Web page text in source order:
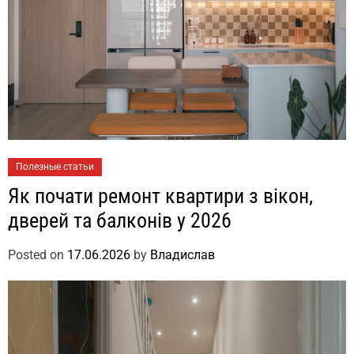
Полезные статьи
Як почати ремонт квартири з вікон,
дверей та балконів у 2026
Posted on 17.06.2026 by Владислав